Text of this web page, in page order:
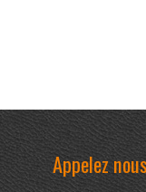
Appelez